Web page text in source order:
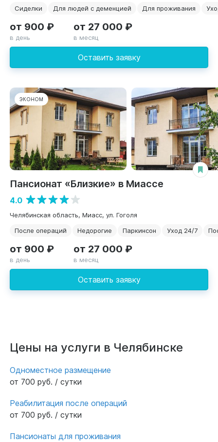
Сиделки Для людей с деменцией Для проживания
Оставить заявку
от 900 ₽
в день
от 27 000 ₽
в месяц
ЭКОНОМ
Пансионат «Близкие» в Миассе
4.0
Челябинская область, Миасс, ул. Гоголя
После операций
Недорогие Паркинсон Уход 24/7
Оставить заявку
от 900 ₽
в день
от 27 000 ₽
в месяц
Цены на услуги в Челябинске
Одноместное размещение
от 700 руб. / сутки
Реабилитация после операций
от 700 руб. / сутки
Пансионаты для проживания